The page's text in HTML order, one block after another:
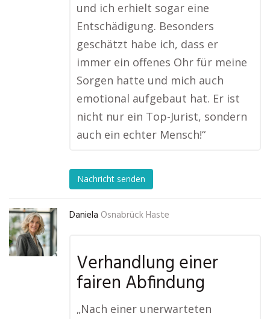
und ich erhielt sogar eine
Entschädigung. Besonders
geschätzt habe ich, dass er
immer ein offenes Ohr für meine
Sorgen hatte und mich auch
emotional aufgebaut hat. Er ist
nicht nur ein Top-Jurist, sondern
auch ein echter Mensch!“
Nachricht senden
Daniela Osnabrück Haste
Verhandlung einer
fairen Abfindung
„Nach einer unerwarteten